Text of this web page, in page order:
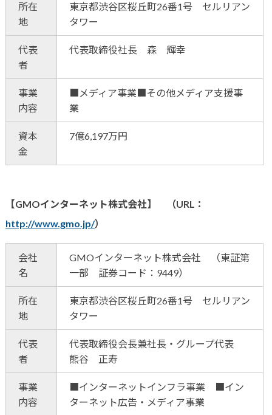
所在
地
東京都渋谷区桜丘町26番1号 セルリアン
タワー
代表
者
代表取締役社長 森 輝幸
事業
内容
■メディア事業■その他メディア支援事
業
資本
金
7億6,197万円
【GMOインターネット株式会社】 （URL：
http://www.gmo.jp/）
会社
名
GMOインターネット株式会社 （東証第
一部 証券コード：9449）
所在
地
東京都渋谷区桜丘町26番1号 セルリアン
タワー
代表
者
代表取締役会長兼社長・グループ代表
熊谷 正寿
事業
内容
■インターネットインフラ事業 ■イン
ターネット広告・メディア事業